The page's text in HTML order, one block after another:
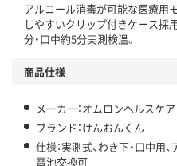
アルコール消毒が可能な医療用
しやすいクリップ付きケース採
分・口中約5分実測検温。
商品仕様
メーカー：オムロンヘルスケア
ブランド：けんおんくん
仕様：実測式、わき下・口中用
電池交換可